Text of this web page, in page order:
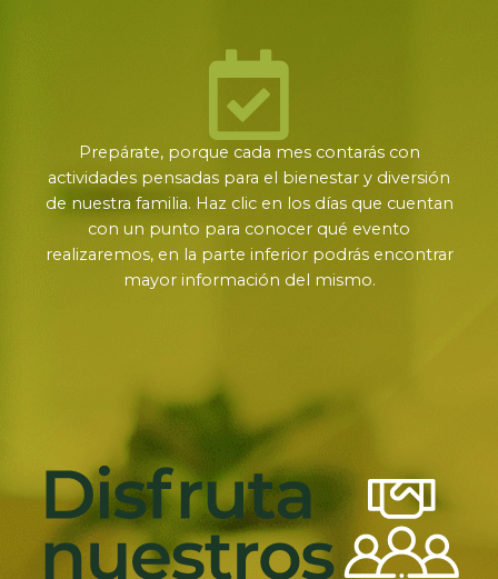
Prepárate, porque cada mes contarás con
actividades pensadas para el bienestar y diversión
de nuestra familia. Haz clic en los días que cuentan
con un punto para conocer qué evento
realizaremos, en la parte inferior podrás encontrar
mayor información del mismo.